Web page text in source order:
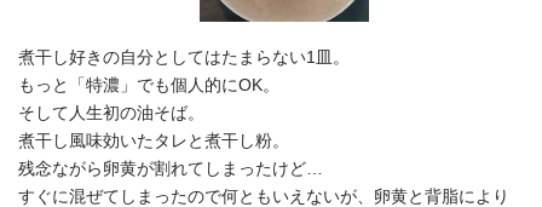
煮干し好きの自分としてはたまらない1皿。
もっと「特濃」でも個人的にOK。
そして人生初の油そば。
煮干し風味効いたタレと煮干し粉。
残念ながら卵黄が割れてしまったけど…
すぐに混ぜてしまったので何ともいえないが、卵黄と背脂により